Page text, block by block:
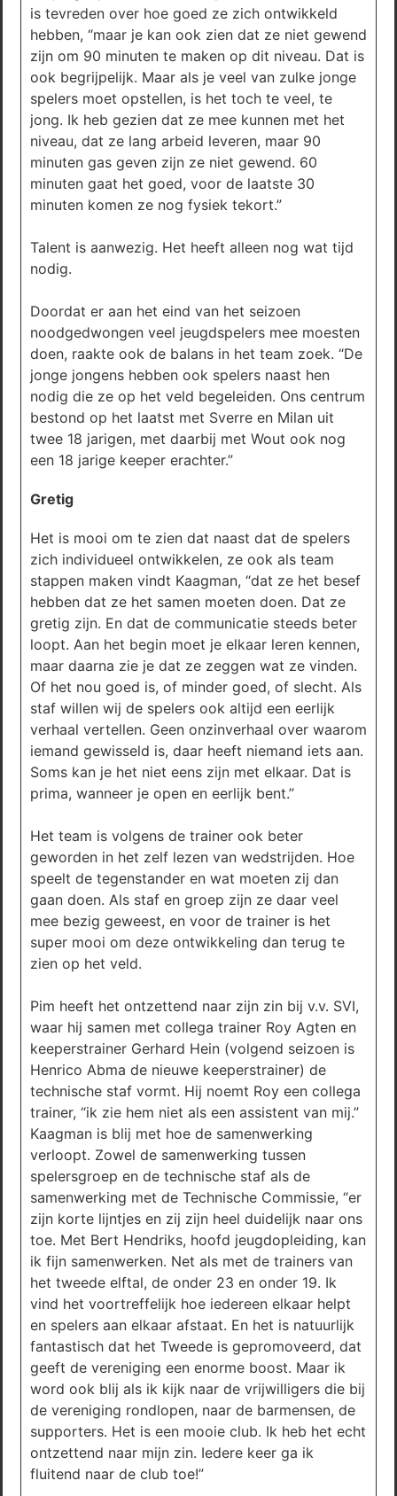
is tevreden over hoe goed ze zich ontwikkeld
hebben, “maar je kan ook zien dat ze niet gewend
zijn om 90 minuten te maken op dit niveau. Dat is
ook begrijpelijk. Maar als je veel van zulke jonge
spelers moet opstellen, is het toch te veel, te
jong. Ik heb gezien dat ze mee kunnen met het
niveau, dat ze lang arbeid leveren, maar 90
minuten gas geven zijn ze niet gewend. 60
minuten gaat het goed, voor de laatste 30
minuten komen ze nog fysiek tekort.”
Talent is aanwezig. Het heeft alleen nog wat tijd
nodig.
Doordat er aan het eind van het seizoen
noodgedwongen veel jeugdspelers mee moesten
doen, raakte ook de balans in het team zoek. “De
jonge jongens hebben ook spelers naast hen
nodig die ze op het veld begeleiden. Ons centrum
bestond op het laatst met Sverre en Milan uit
twee 18 jarigen, met daarbij met Wout ook nog
een 18 jarige keeper erachter.”
Gretig
Het is mooi om te zien dat naast dat de spelers
zich individueel ontwikkelen, ze ook als team
stappen maken vindt Kaagman, “dat ze het besef
hebben dat ze het samen moeten doen. Dat ze
gretig zijn. En dat de communicatie steeds beter
loopt. Aan het begin moet je elkaar leren kennen,
maar daarna zie je dat ze zeggen wat ze vinden.
Of het nou goed is, of minder goed, of slecht. Als
staf willen wij de spelers ook altijd een eerlijk
verhaal vertellen. Geen onzinverhaal over waarom
iemand gewisseld is, daar heeft niemand iets aan.
Soms kan je het niet eens zijn met elkaar. Dat is
prima, wanneer je open en eerlijk bent.”
Het team is volgens de trainer ook beter
geworden in het zelf lezen van wedstrijden. Hoe
speelt de tegenstander en wat moeten zij dan
gaan doen. Als staf en groep zijn ze daar veel
mee bezig geweest, en voor de trainer is het
super mooi om deze ontwikkeling dan terug te
zien op het veld.
Pim heeft het ontzettend naar zijn zin bij v.v. SVI,
waar hij samen met collega trainer Roy Agten en
keeperstrainer Gerhard Hein (volgend seizoen is
Henrico Abma de nieuwe keeperstrainer) de
technische staf vormt. Hij noemt Roy een collega
trainer, “ik zie hem niet als een assistent van mij.”
Kaagman is blij met hoe de samenwerking
verloopt. Zowel de samenwerking tussen
spelersgroep en de technische staf als de
samenwerking met de Technische Commissie, “er
zijn korte lijntjes en zij zijn heel duidelijk naar ons
toe. Met Bert Hendriks, hoofd jeugdopleiding, kan
ik fijn samenwerken. Net als met de trainers van
het tweede elftal, de onder 23 en onder 19. Ik
vind het voortreffelijk hoe iedereen elkaar helpt
en spelers aan elkaar afstaat. En het is natuurlijk
fantastisch dat het Tweede is gepromoveerd, dat
geeft de vereniging een enorme boost. Maar ik
word ook blij als ik kijk naar de vrijwilligers die bij
de vereniging rondlopen, naar de barmensen, de
supporters. Het is een mooie club. Ik heb het echt
ontzettend naar mijn zin. Iedere keer ga ik
fluitend naar de club toe!”